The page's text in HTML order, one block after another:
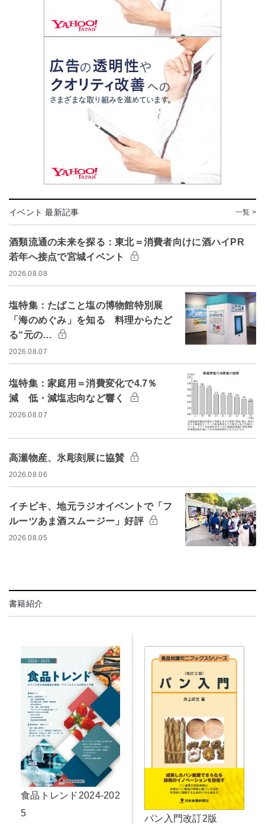
イベント 最新記事 一覧 >
酒類流通の未来を探る：東北＝消費者向けに酒ハイPR
若年へ接点で宮城イベント
2026.08.08
塩特集：たばこと塩の博物館特別展
「海のめぐみ」を知る 料理からたど
る“元の…
2026.08.07
塩特集：家庭用＝消費変化で4.7％
減 低・減塩志向など響く
2026.08.07
高瀬物産、氷彫刻展に協賛
2026.08.06
イチビキ、地元ラジオイベントで「フ
ルーツあま酒スムージー」好評
2026.08.05
書籍紹介
食品トレンド2024-202
5
パン入門改訂2版